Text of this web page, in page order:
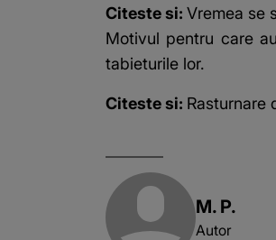
Citeste si: Vremea se
Motivul pentru care
tabieturile lor.
Citeste si: Rasturnare
M. P.
Autor